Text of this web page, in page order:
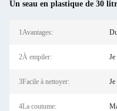
Un seau en plastique de 30
1Avantages:
2À empiler: Je
3Facile à nettoyer: Je
4La coutume: